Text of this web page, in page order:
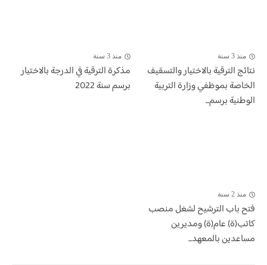
منذ 3 سنة
​نتائج الترقية بالاختيار والتسقيف
الخاصة بموظفي وزارة التربية
الوطنية برسم...
منذ 3 سنة
مذكرة الترقية في الدرجة بالاختيار
برسم سنة 2022
منذ 2 سنة
فتح باب الترشيح لشغل منصب
كاتب(ة) عام(ة) ومديرين
مساعدين بالمعهد...